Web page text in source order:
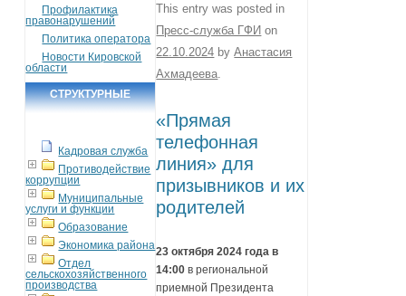
Профилактика
правонарушений
Политика оператора
Новости Кировской
области
СТРУКТУРНЫЕ
Кадровая служба
Противодействие
коррупции
Муниципальные
услуги и функции
Образование
Экономика района
Отдел
сельскохозяйственного
производства
This entry was posted in
Пресс-служба ГФИ on
22.10.2024 byАнастасия
Ахмадеева
«Прямая
телефонная
линия» для
призывников и их
родителей
23 октября 2024 года в
14:00 в региональной
приемной Президента